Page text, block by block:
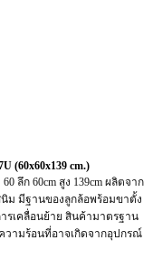
(60x60x139 cm.)
ลึก 60cm สูง 139cm ผลิตจาก
สนิม มีฐานของลูกล้อพร้อมขาตั้ง
ารเคลื่อนย้าย สินค้ามาตรฐาน
วามร้อนที่อาจเกิดจากอุปกรณ์